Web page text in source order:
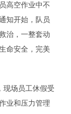
高空作业中不
知开始，队员
治，一整套动
命安全，完美
现场员工休假受
业和压力管理